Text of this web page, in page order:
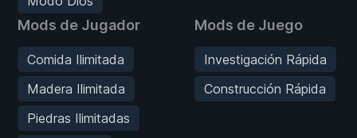
Mods de Jugador
Comida Ilimitada
Madera Ilimitada
Piedras Ilimitadas
Mods de Juego
Investigación Rápida
Construcción Rápida